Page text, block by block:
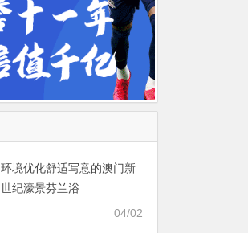
环境优化舒适写意的澳门新
世纪濠景芬兰浴
04/02